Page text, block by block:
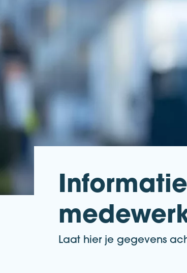
Laat hier je gegevens